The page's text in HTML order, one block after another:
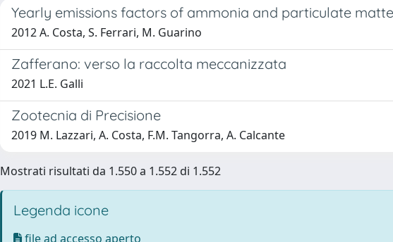
Yearly emissions factors of ammonia and particulate
2012 A. Costa, S. Ferrari, M. Guarino
Zafferano: verso la raccolta meccanizzata
2021 L.E. Galli
Zootecnia di Precisione
2019 M. Lazzari, A. Costa, F.M. Tangorra, A. Calcante
Mostrati risultati da 1.550 a 1.552 di 1.552
Legenda icone
file ad accesso aperto